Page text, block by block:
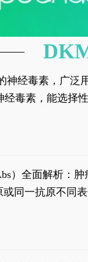
神经毒素，广
多巴胺能神经
毒素，能选择
）全面解析：
同一抗原不同